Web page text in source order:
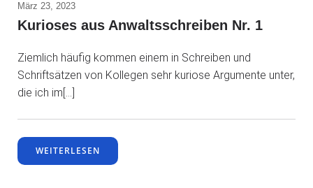
März 23, 2023
Kurioses aus Anwaltsschreiben Nr. 1
Ziemlich häufig kommen einem in Schreiben und
Schriftsätzen von Kollegen sehr kuriose Argumente unter,
die ich im[…]
WEITERLESEN